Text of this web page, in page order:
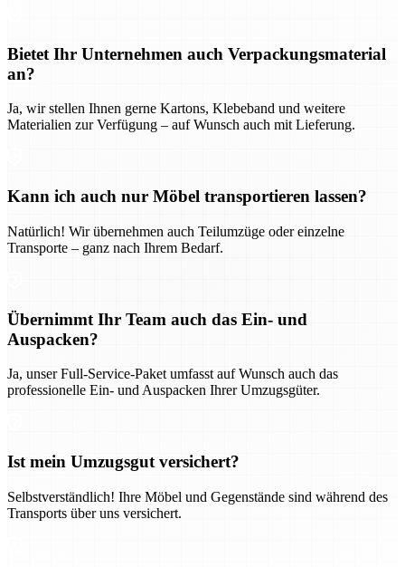
Bietet Ihr Unternehmen auch Verpackungsmaterial
an?
Ja, wir stellen Ihnen gerne Kartons, Klebeband und weitere
Materialien zur Verfügung – auf Wunsch auch mit Lieferung.
Kann ich auch nur Möbel transportieren lassen?
Natürlich! Wir übernehmen auch Teilumzüge oder einzelne
Transporte – ganz nach Ihrem Bedarf.
Übernimmt Ihr Team auch das Ein- und
Auspacken?
Ja, unser Full-Service-Paket umfasst auf Wunsch auch das
professionelle Ein- und Auspacken Ihrer Umzugsgüter.
Ist mein Umzugsgut versichert?
Selbstverständlich! Ihre Möbel und Gegenstände sind während des
Transports über uns versichert.